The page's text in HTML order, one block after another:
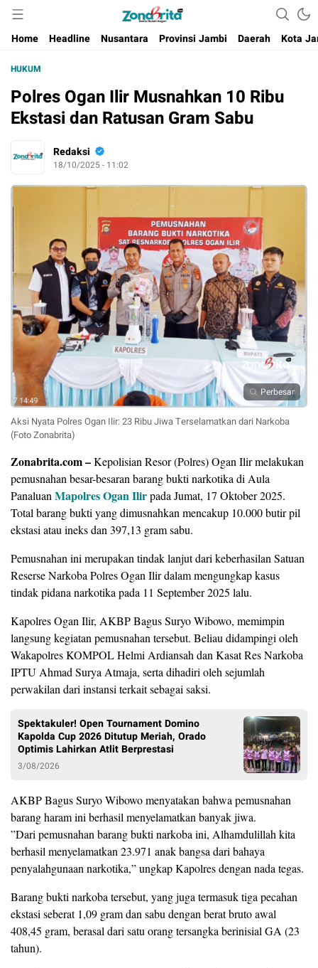
Berita Harian Negeri
Home
Headline Nusantara Provinsi Jambi Daerah Kota
HUKUM
Polres Ogan Ilir Musnahkan 10 Ribu
Ekstasi dan Ratusan Gram Sabu
Redaksi
18/10/2025 - 11:02
Perbesar
​Aksi Nyata Polres Ogan Ilir: 23 Ribu Jiwa Terselamatkan dari Narkoba
(Foto Zonabrita)
Zonabrita.com –Kepolisian Resor (Polres) Ogan Ilir melakukan
pemusnahan besar-besaran barang bukti narkotika di Aula
PanaluanMapolres Ogan Ilirpada Jumat, 17 Oktober 2025.
Total barang bukti yang dimusnahkan mencakup 10.000 butir pil
ekstasi atau ineks dan 397,13 gram sabu.
​Pemusnahan ini merupakan tindak lanjut dari keberhasilan Satuan
Reserse Narkoba Polres Ogan Ilir dalam mengungkap kasus
tindak pidana narkotika pada 11 September 2025 lalu.
Kapolres Ogan Ilir, AKBP Bagus Suryo Wibowo, memimpin
langsung kegiatan pemusnahan tersebut. Beliau didampingi oleh
Wakapolres KOMPOL Helmi Ardiansah dan Kasat Res Narkoba
IPTU Ahmad Surya Atmaja, serta dihadiri oleh sejumlah
perwakilan dari instansi terkait sebagai saksi.
Spektakuler! Open Tournament Domino
Kapolda Cup 2026 Ditutup Meriah, Orado
Optimis Lahirkan Atlit Berprestasi
3/08/2026
AKBP Bagus Suryo Wibowo menyatakan bahwa pemusnahan
barang haram ini berhasil menyelamatkan banyak jiwa.
​”Dari pemusnahan barang bukti narkoba ini, Alhamdulillah kita
berhasil menyelamatkan 23.971 anak bangsa dari bahaya
penyalahgunaan narkotika,” ungkap Kapolres dengan nada tegas.
​Barang bukti narkoba tersebut, yang juga termasuk tiga pecahan
ekstasi seberat 1,09 gram dan sabu dengan berat bruto awal
408,45 gram, berasal dari satu orang tersangka berinisial GA (23
tahun).